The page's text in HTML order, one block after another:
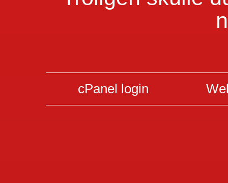
cPanel login